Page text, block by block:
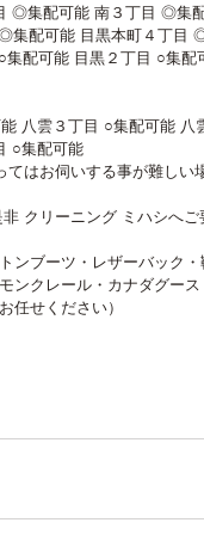
◎集配可能 南３丁目 ◎集
集配可能 目黒本町４丁目
配可能 目黒２丁目 ○集配
八雲３丁目 ○集配可能
○集配可能
はお伺いする事が難しい
クリーニング ミハシへご
ンブーツ・レザーバック
ンクレール・カナダグー
任せください）